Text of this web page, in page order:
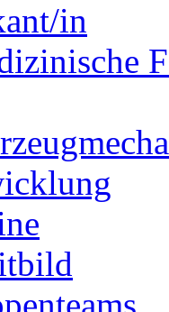
in